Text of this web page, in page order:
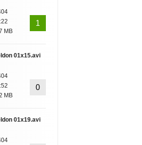
MB
1
01x15.avi
MB
0
01x19.avi